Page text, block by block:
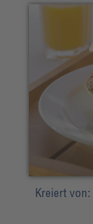
Kreiert von: